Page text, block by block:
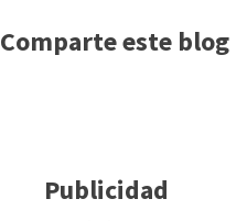
Comparte este blog
Publicidad